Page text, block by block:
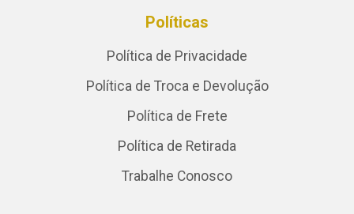
Políticas
Política de Privacidade
Política de Troca e Devolução
Política de Frete
Política de Retirada
Trabalhe Conosco